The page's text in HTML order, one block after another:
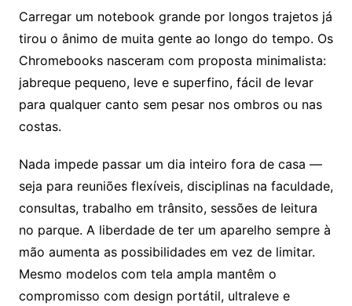
Carregar um notebook grande por longos trajetos já
tirou o ânimo de muita gente ao longo do tempo. Os
Chromebooks nasceram com proposta minimalista:
jabreque pequeno, leve e superfino, fácil de levar
para qualquer canto sem pesar nos ombros ou nas
costas.
Nada impede passar um dia inteiro fora de casa —
seja para reuniões flexíveis, disciplinas na faculdade,
consultas, trabalho em trânsito, sessões de leitura
no parque. A liberdade de ter um aparelho sempre à
mão aumenta as possibilidades em vez de limitar.
Mesmo modelos com tela ampla mantêm o
compromisso com design portátil, ultraleve e